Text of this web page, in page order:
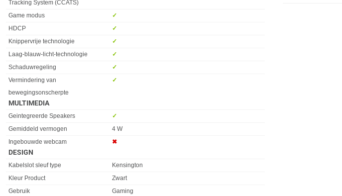
Tracking System (CCATS)
Game modus
✓︎
HDCP
✓︎
Knippervrije technologie
✓︎
Laag-blauw-licht-technologie
✓︎
Schaduwregeling
✓︎
Vermindering van
bewegingsonscherpte
✓︎
MULTIMEDIA
Eigenschap Waarde
Geintegreerde Speakers
✓︎
Gemiddeld vermogen
4 W
Ingebouwde webcam
✖︎
DESIGN
Eigenschap Waarde
Kabelslot sleuf type
Kensington
Kleur Product
Zwart
Gebruik
Gaming